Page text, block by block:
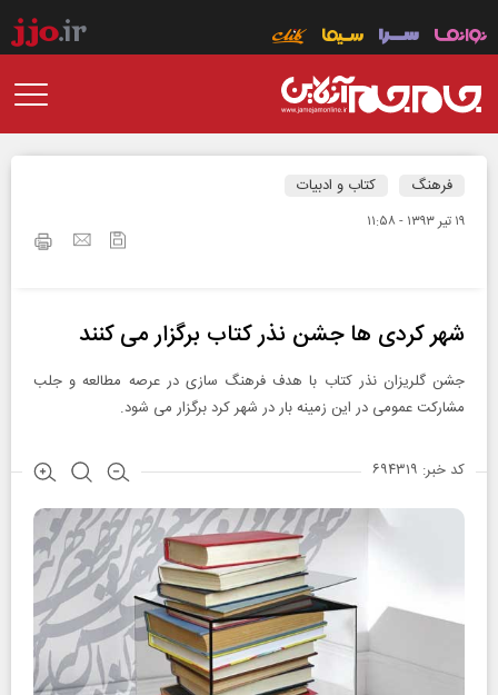
فرهنگ کتاب و ادبیات
۱۹ تير ۱۳۹۳ - ۱۱:۵۸
شهر کردی ها جشن نذر کتاب برگزار می کنند
جشن گلریزان نذر کتاب با هدف فرهنگ سازی در عرصه مطالعه و جلب
مشارکت عمومی در این زمینه بار در شهر کرد برگزار می شود.
کد خبر: ۶۹۴۳۱۹